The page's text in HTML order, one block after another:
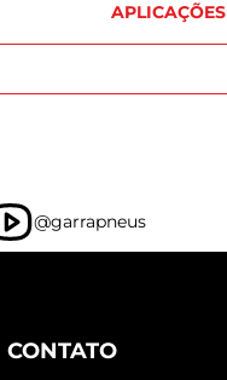
APLICAÇÕES
@garrapneus
CONTATO